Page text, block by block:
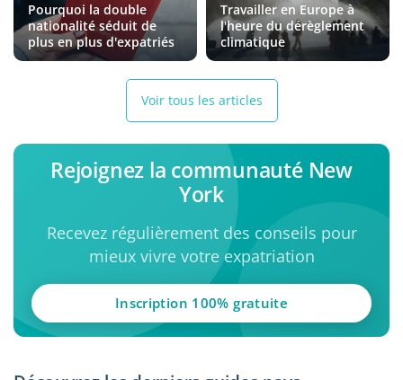
Pourquoi la double
nationalité séduit de
plus en plus d'expatriés
Travailler en Europe à
l'heure du dérèglement
climatique
Voir tous les articles
Rejoignez la communauté New
York
Recevez régulièrement des conseils pour
mieux vivre votre expatriation
Inscription 100% gratuite